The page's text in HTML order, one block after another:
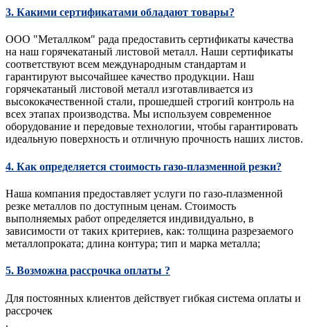
3. Какими сертификатами обладают товары?
ООО "Металлком" рада предоставить сертификаты качества
на наш горячекатаный листовой металл. Наши сертификаты
соответствуют всем международным стандартам и
гарантируют высочайшее качество продукции. Наш
горячекатаный листовой металл изготавливается из
высококачественной стали, прошедшей строгий контроль на
всех этапах производства. Мы используем современное
оборудование и передовые технологии, чтобы гарантировать
идеальную поверхность и отличную прочность наших листов.
4. Как определяется стоимость газо-плазменной резки?
Наша компания предоставляет услуги по газо-плазменной
резке металлов по доступным ценам. Стоимость
выполняемых работ определяется индивидуально, в
зависимости от таких критериев, как: толщина разрезаемого
металлопроката; длина контура; тип и марка металла;
5. Возможна рассрочка оплаты ?
Для постоянных клиентов действует гибкая система оплаты и
рассрочек
.